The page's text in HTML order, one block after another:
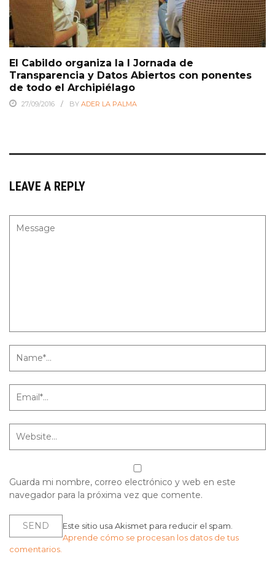
El Cabildo organiza la I Jornada de
Transparencia y Datos Abiertos con ponentes
de todo el Archipiélago
27/09/2016 BY ADER LA PALMA
LEAVE A REPLY
Guarda mi nombre, correo electrónico y web en este
navegador para la próxima vez que comente.
Este sitio usa Akismet para reducir el spam.
Aprende cómo se procesan los datos de tus
comentarios.